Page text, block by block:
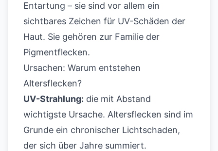
Entartung – sie sind vor allem ein
sichtbares Zeichen für UV-Schäden der
Haut. Sie gehören zur Familie der
Pigmentflecken.
Ursachen: Warum entstehen
Altersflecken?
UV-Strahlung: die mit Abstand
wichtigste Ursache. Altersflecken sind im
Grunde ein chronischer Lichtschaden,
der sich über Jahre summiert.